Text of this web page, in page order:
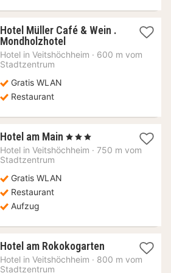
Hotel Müller Café & Wein .
Mondholzhotel1
Nacht
Hotel in Veitshöchheim · 600 m vom
Stadtzentrum
Gratis WLAN
Restaurant
Hotel am Main 1
Nacht
, 3 Sterne
Hotel in Veitshöchheim · 750 m vom
Stadtzentrum
Gratis WLAN
Restaurant
Aufzug
Hotel am Rokokogarten1
Nacht
Hotel in Veitshöchheim · 800 m vom
Stadtzentrum